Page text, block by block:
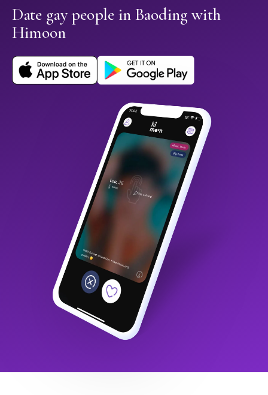
Date gay people in Baoding with
Himoon